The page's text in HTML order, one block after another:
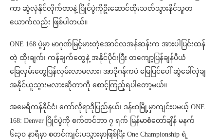
ကာ ဆွဲလှဲနိုင်လိုက်တာနဲ့ ပြိုင်ပွဲကိုဦးဆောင်ထိုးသတ်သွားနိုင်သူတ
ယောက်လည်း ဖြစ်ပါတယ်။
ONE 168 ပွဲမှာ မာဂုဏ်မြင့်မားတဲ့အောင်လအန်ဆန်းက အားပါပြင်းထန်
တဲ့ ထိုးချက်၊ ကန်ချက်တွေနဲ့ အနိုင်ပိုင်းပြီး တကျော့ပြန်ချန်ပီယံ
ခြေလှမ်းတွေပြန်လှမ်းလာမလား၊ အာဒိုဂန်ကပဲ မြေပြင်ပေါ် ဆွဲခေါ်လှဲချ
အနိုင်ယူသွားမလားဆိုတာကို စောင့်ကြည့်ရပါတော့မယ်။
အမေရိကန်နိုင်ငံ၊ ကော်လိုရာဒိုပြည်နယ်၊ ဒန်ဗာမြို့မှာကျင်းပမယ့် ONE
168: Denver ပြိုင်ပွဲကို စက်တင်ဘာ ၇ ရက် မြန်မာစံတော်ချိန် မနက်
၆း၃၀ နာရီမှာ စတင်ကျင်းပသွားမှာဖြစ်ပြီး One Championship ရဲ့